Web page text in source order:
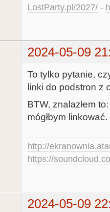
LostParty.pl/2027/ -
2024-05-09
To tylko pytanie,
linki do podstron z
BTW, znalazłem
mógłbym linkować.
http://
https://
2024-05-09